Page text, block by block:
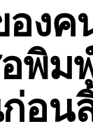
งค
พิม
อน